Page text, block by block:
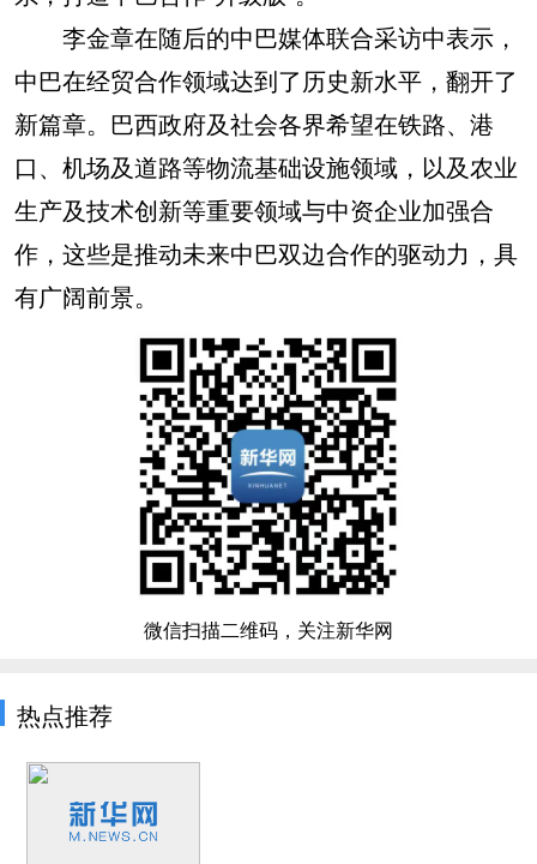
李金章在随后的中巴媒体联合采访中表示，
中巴在经贸合作领域达到了历史新水平，翻开了
新篇章。巴西政府及社会各界希望在铁路、港
口、机场及道路等物流基础设施领域，以及农业
生产及技术创新等重要领域与中资企业加强合
作，这些是推动未来中巴双边合作的驱动力，具
有广阔前景。
微信扫描二维码，关注新华网
热点推荐